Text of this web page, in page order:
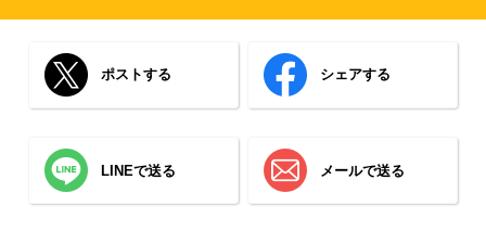
ポストする シェアする
LINEで送る メールで送る